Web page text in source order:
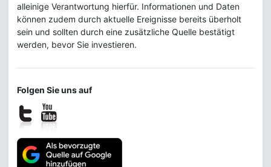
alleinige Verantwortung hierfür. Informationen und Daten
können zudem durch aktuelle Ereignisse bereits überholt
sein und sollten durch eine zusätzliche Quelle bestätigt
werden, bevor Sie investieren.
Folgen Sie uns auf